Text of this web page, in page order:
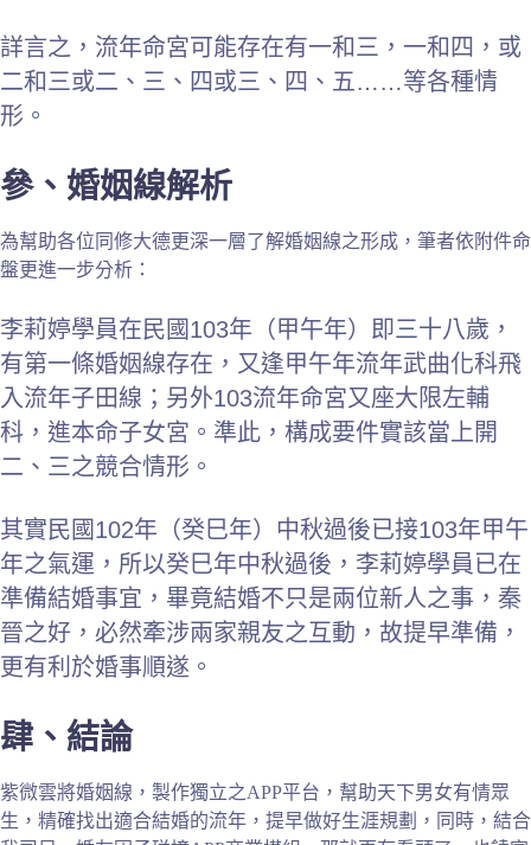
詳言之，流年命宮可能存在有一和三，一和四，或
二和三或二、三、四或三、四、五……等各種情
形。
參、婚姻線解析
為幫助各位同修大德更深一層了解婚姻線之形成，筆者依附件命
盤更進一步分析：
李莉婷學員在民國103年（甲午年）即三十八歲，
有第一條婚姻線存在，又逢甲午年流年武曲化科飛
入流年子田線；另外103流年命宮又座大限左輔
科，進本命子女宮。準此，構成要件實該當上開
二、三之競合情形。
其實民國102年（癸巳年）中秋過後已接103年甲午
年之氣運，所以癸巳年中秋過後，李莉婷學員已在
準備結婚事宜，畢竟結婚不只是兩位新人之事，秦
晉之好，必然牽涉兩家親友之互動，故提早準備，
更有利於婚事順遂。
肆、結論
紫微雲將婚姻線，製作獨立之APP平台，幫助天下男女有情眾
生，精確找出適合結婚的流年，提早做好生涯規劃，同時，結合